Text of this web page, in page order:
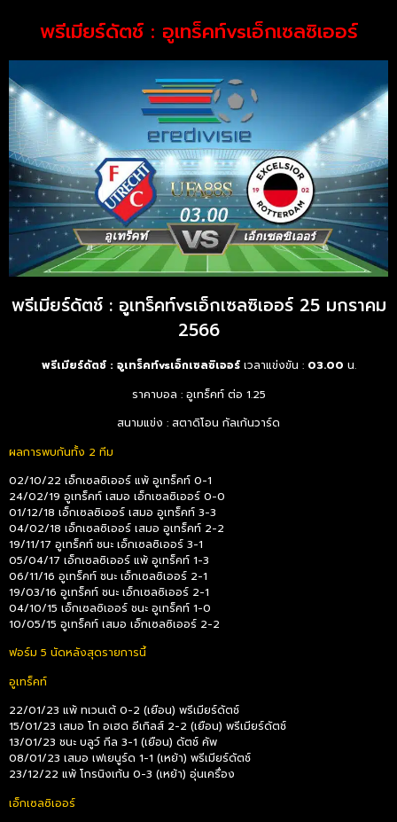
พรีเมียร์ดัตช์ : อูเทร็คท์vsเอ็กเซลซิเออร์
พรีเมียร์ดัตช์ : อูเทร็คท์vsเอ็กเซลซิเออร์ 25 มกราคม
2566
พรีเมียร์ดัตช์ : อูเทร็คท์vsเอ็กเซลซิเออร์เวลาแข่งขัน : 03.00 น.
ราคาบอล : อูเทร็คท์ ต่อ 1.25
สนามแข่ง : สตาดิโอน กัลเก้นวาร์ด
ผลการพบกันทั้ง 2 ทีม
02/10/22 เอ็กเซลซิเออร์ แพ้ อูเทร็คท์ 0-1
24/02/19 อูเทร็คท์ เสมอ เอ็กเซลซิเออร์ 0-0
01/12/18 เอ็กเซลซิเออร์ เสมอ อูเทร็คท์ 3-3
04/02/18 เอ็กเซลซิเออร์ เสมอ อูเทร็คท์ 2-2
19/11/17 อูเทร็คท์ ชนะ เอ็กเซลซิเออร์ 3-1
05/04/17 เอ็กเซลซิเออร์ แพ้ อูเทร็คท์ 1-3
06/11/16 อูเทร็คท์ ชนะ เอ็กเซลซิเออร์ 2-1
19/03/16 อูเทร็คท์ ชนะ เอ็กเซลซิเออร์ 2-1
04/10/15 เอ็กเซลซิเออร์ ชนะ อูเทร็คท์ 1-0
10/05/15 อูเทร็คท์ เสมอ เอ็กเซลซิเออร์ 2-2
ฟอร์ม 5 นัดหลังสุดรายการนี้
อูเทร็คท์
22/01/23 แพ้ ทเวนเต้ 0-2 (เยือน) พรีเมียร์ดัตช์
15/01/23 เสมอ โก อเฮด อีเกิลส์ 2-2 (เยือน) พรีเมียร์ดัตช์
13/01/23 ชนะ บลูว์ กีล 3-1 (เยือน) ดัตช์ คัพ
08/01/23 เสมอ เฟเยนูร์ด 1-1 (เหย้า) พรีเมียร์ดัตช์
23/12/22 แพ้ โกรนิงเก้น 0-3 (เหย้า) อุ่นเครื่อง
เอ็กเซลซิเออร์